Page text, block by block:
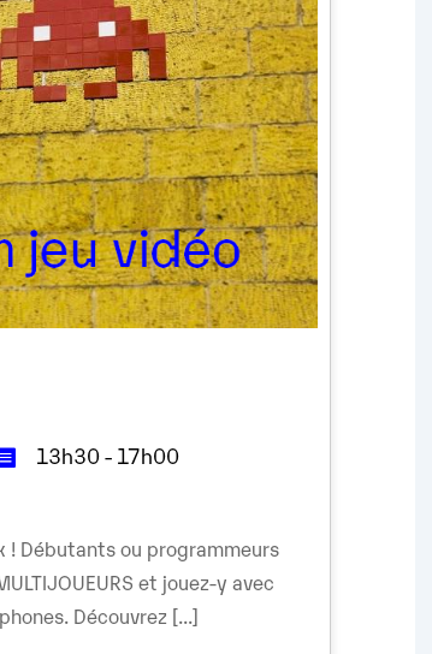
13h30 - 17h00
! Débutants ou programmeurs
et jouez-y avec
Découvrez [...]